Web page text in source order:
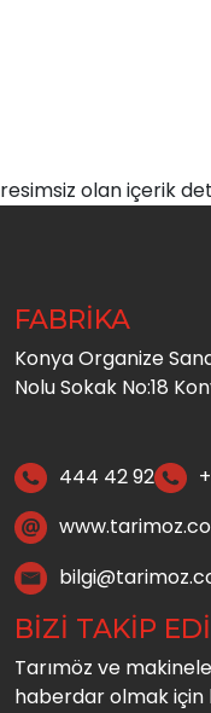
resimsiz olan içerik
FABRİKA
Konya Organize
Nolu Sokak No:18
444 42 92
BİZİ TAKİP
Tarımöz ve
haberdar olmak için